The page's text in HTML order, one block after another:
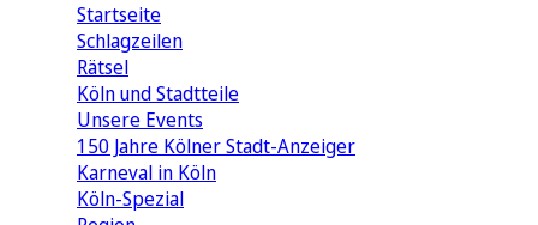
Startseite
Schlagzeilen
Rätsel
Köln und Stadtteile
Unsere Events
150 Jahre Kölner Stadt-Anzeiger
Karneval in Köln
Köln-Spezial